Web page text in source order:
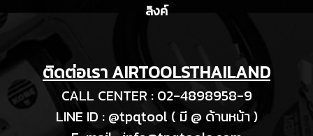
ลิงค์
ติดต่อเรา AIRTOOLSTHAILAND
CALL CENTER : 02-4898958-9
LINE ID : @tpqtool ( มี @ ด้านหน้า )